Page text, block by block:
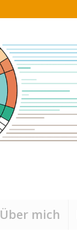
Über mich